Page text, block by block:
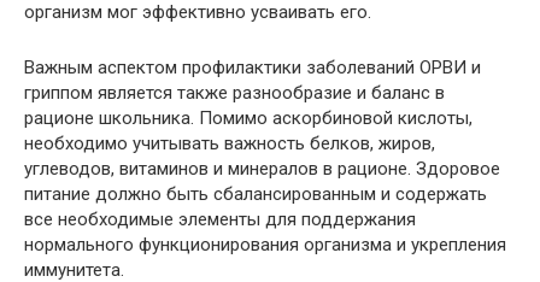
организм мог эффективно усваивать его.
Важным аспектом профилактики заболеваний ОРВИ и
гриппом является также разнообразие и баланс в
рационе школьника. Помимо аскорбиновой кислоты,
необходимо учитывать важность белков, жиров,
углеводов, витаминов и минералов в рационе. Здоровое
питание должно быть сбалансированным и содержать
все необходимые элементы для поддержания
нормального функционирования организма и укрепления
иммунитета.